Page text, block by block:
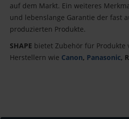
auf dem Markt. Ein weiteres
und lebenslange Garantie der fast
produzierten Produkte.
SHAPE bietet Zubehör für Produkte
Herstellern wie Canon, Panasonic,